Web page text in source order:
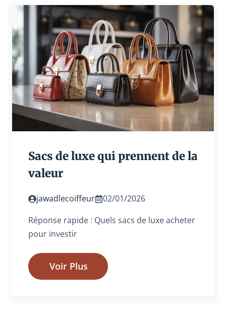
Sacs de luxe qui prennent de la
valeur
jawadlecoiffeur
02/01/2026
Réponse rapide : Quels sacs de luxe acheter
pour investir
Voir Plus